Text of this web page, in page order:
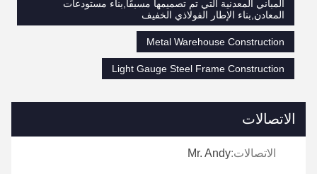
المباني المعدنية التي تم تصميمها مسبقًا,بناء مستودعات
المعادن,بناء الإطار الفولاذي الخفيف
Metal Warehouse Construction
Light Gauge Steel Frame Construction
الاتصالات
الاتصالات:Mr. Andy